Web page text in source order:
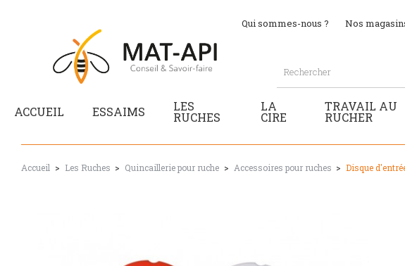
Qui sommes-nous ? Nos
ACCUEIL ESSAIMS LES
RUCHES
LA
CIRE
TRAVAIL AU
RUCHER
Accueil Les Ruches Quincaillerie pour ruche Accessoires pour ruches Disque